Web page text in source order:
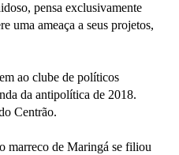
pensa exclusivamente
uma ameaça a seus projetos,
ao clube de políticos
da antipolítica de 2018.
Centrão.
marreco de Maringá se filiou